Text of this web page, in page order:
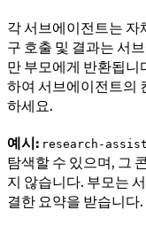
각 서브에이전트는 자
구 호출 및 결과는 서
만 부모에게 반환됩니
하여 서브에이전트의
하세요.
예시: research-
탐색할 수 있으며, 그
지 않습니다. 부모는
결한 요약을 받습니다.